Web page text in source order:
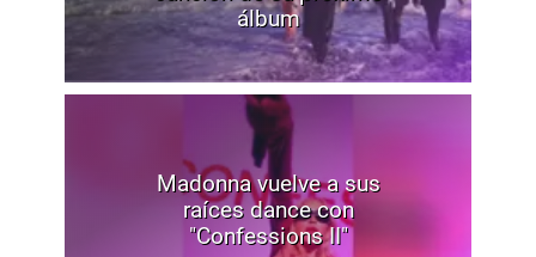
álbum
Madonna vuelve a sus
raíces dance con
"Confessions II"